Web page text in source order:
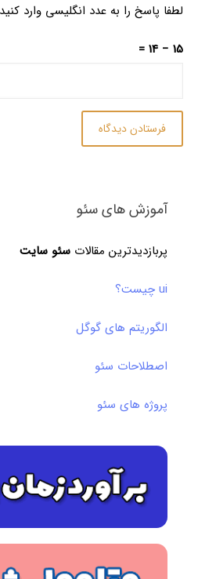
لطفا پاسخ را به عدد انگلیسی وارد کنید:
15 − 14 =
آموزش های سئو
پربازدیدترین مقالات سئو سایت
ui چیست؟
الگوریتم های گوگل
اصطلاحات سئو
پروژه های سئو